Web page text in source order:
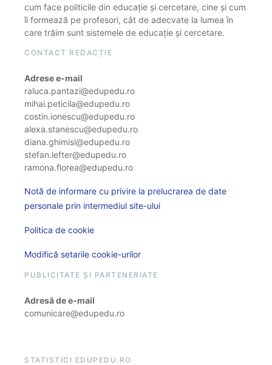
cum face politicile din educație și cercetare, cine și cum
îi formează pe profesori, cât de adecvate la lumea în
care trăim sunt sistemele de educație și cercetare.
CONTACT REDACȚIE
Adrese e-mail
raluca.pantazi@edupedu.ro
mihai.peticila@edupedu.ro
costin.ionescu@edupedu.ro
alexa.stanescu@edupedu.ro
diana.ghimisi@edupedu.ro
stefan.lefter@edupedu.ro
ramona.florea@edupedu.ro
Notă de informare cu privire la prelucrarea de date
personale prin intermediul site-ului
Politica de cookie
Modifică setarile cookie-urilor
PUBLICITATE ȘI PARTENERIATE
Adresă de e-mail
comunicare@edupedu.ro
STATISTICI EDUPEDU.RO